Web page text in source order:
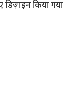
किया गया